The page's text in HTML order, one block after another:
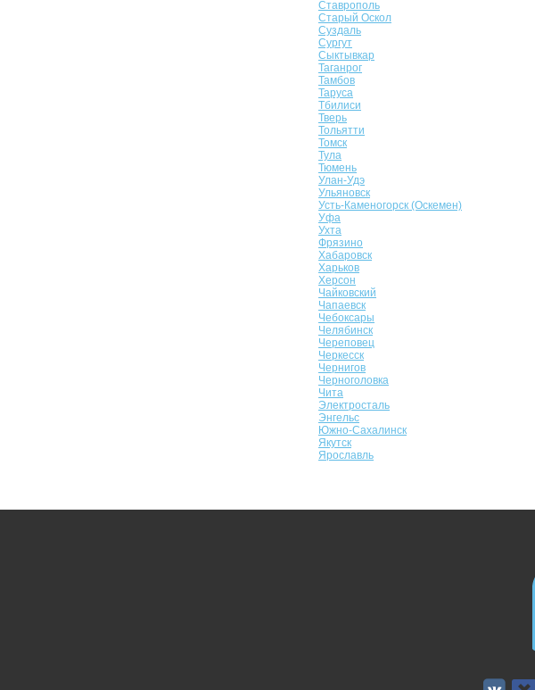
Ставрополь
Старый Оскол
Суздаль
Сургут
Сыктывкар
Таганрог
Тамбов
Таруса
Тбилиси
Тверь
Тольятти
Томск
Тула
Тюмень
Улан-Удэ
Ульяновск
Усть-Каменогорск (Оскемен)
Уфа
Ухта
Фрязино
Хабаровск
Харьков
Херсон
Чайковский
Чапаевск
Чебоксары
Челябинск
Череповец
Черкесск
Чернигов
Черноголовка
Чита
Электросталь
Энгельс
Южно-Сахалинск
Якутск
Ярославль